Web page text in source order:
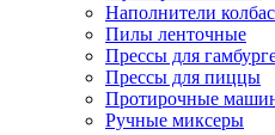
Наполнители
Пилы ленточные
Прессы для
Прессы для пиццы
Протирочные
Ручные миксеры